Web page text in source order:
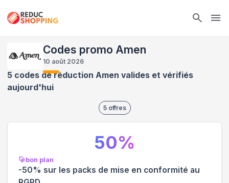
Codes promo Amen
10 août 2026
5 codes de réduction Amen valides et vérifiés
aujourd'hui
5 offres
bon plan
-50% sur les packs de mise en conformité au
50%